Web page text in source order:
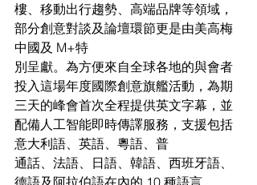
樓、移動出行趨勢、高端品牌等領域，
部分創意對談及論壇環節更是由美高梅
中國及 M+特
別呈獻。為方便來自全球各地的與會者
投入這場年度國際創意旗艦活動，為期
三天的峰會首次全程提供英文字幕，並
配備人工智能即時傳譯服務，支援包括
意大利語、英語、粵語、普
通話、法語、日語、韓語、西班牙語、
德語及阿拉伯語在內的 10 種語言。